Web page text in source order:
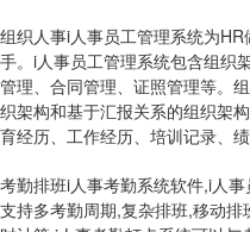
组织人事i人事员工管理系统为
手。i人事员工管理系统包含组织
管理、合同管理、证照管理等。
织架构和基于汇报关系的组织架
育经历、工作经历、培训记录、
考勤排班i人事考勤系统软件,i人
支持多考勤周期,复杂排班,移动